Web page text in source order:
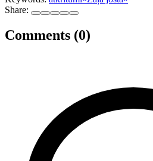
Share:
Comments (0)